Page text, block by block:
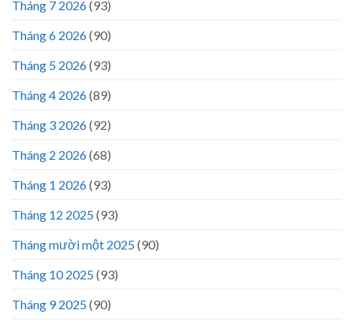
Tháng 7 2026(93)
Tháng 6 2026(90)
Tháng 5 2026(93)
Tháng 4 2026(89)
Tháng 3 2026(92)
Tháng 2 2026(68)
Tháng 1 2026(93)
Tháng 12 2025(93)
Tháng mười một 2025(90)
Tháng 10 2025(93)
Tháng 9 2025(90)